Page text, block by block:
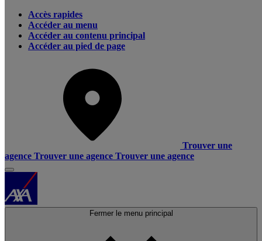
Accès rapides
Accéder au menu
Accéder au contenu principal
Accéder au pied de page
Trouver une
agence Trouver une agence Trouver une agence
Fermer le menu principal